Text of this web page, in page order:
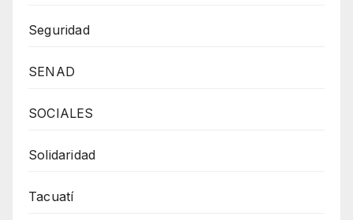
Seguridad
SENAD
SOCIALES
Solidaridad
Tacuatí